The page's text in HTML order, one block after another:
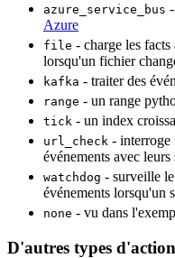
azure_service_bus
Azure
file - charge les
lorsqu'un fichier
kafka - traiter des
range - un range
tick - un index
url_check - interroge
événements avec leurs
watchdog - surveille le
événements lorsqu'un
none - vu dans
D'autres types